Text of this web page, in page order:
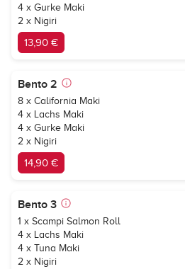
4 x Gurke Maki
2 x Nigiri
13,90 €
Bento 2
8 x California Maki
4 x Lachs Maki
4 x Gurke Maki
2 x Nigiri
14,90 €
Bento 3
1 x Scampi Salmon Roll
4 x Lachs Maki
4 x Tuna Maki
2 x Nigiri